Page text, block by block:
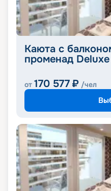
Каюта с
променад
от 170 577 ₽ /чел